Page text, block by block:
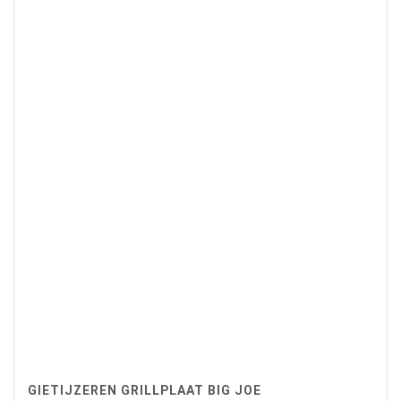
GIETIJZEREN GRILLPLAAT BIG JOE